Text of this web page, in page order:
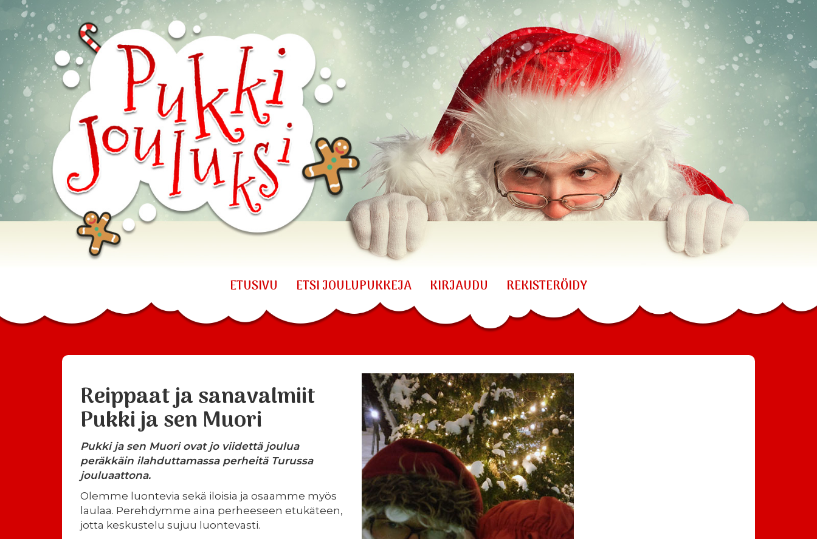
ETUSIVU ETSI JOULUPUKKEJA KIRJAUDU REKISTERÖIDY
Reippaat ja sanavalmiit
Pukki ja sen Muori
Pukki ja sen Muori ovat jo viidettä joulua
peräkkäin ilahduttamassa perheitä Turussa
jouluaattona.
Olemme luontevia sekä iloisia ja osaamme myös
laulaa. Perehdymme aina perheeseen etukäteen,
jotta keskustelu sujuu luontevasti.